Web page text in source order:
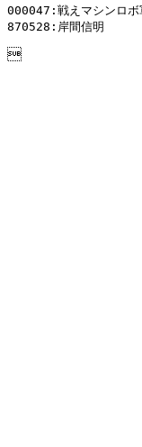
000047:戦えマシンロ
